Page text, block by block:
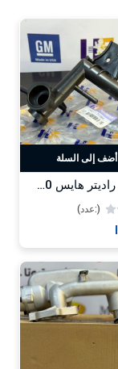
أضف إلى السلة
كوع قبق راديتر هايس 2020-2024-HF
(:عدد)